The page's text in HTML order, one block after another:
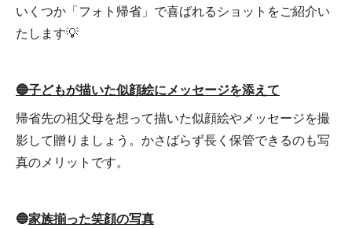
いくつか「フォト帰省」で喜ばれるショットをご紹介い
たします💡
🔵子どもが描いた似顔絵にメッセージを添えて
帰省先の祖父母を想って描いた似顔絵やメッセージを撮
影して贈りましょう。かさばらず長く保管できるのも写
真のメリットです。
🔵家族揃った笑顔の写真